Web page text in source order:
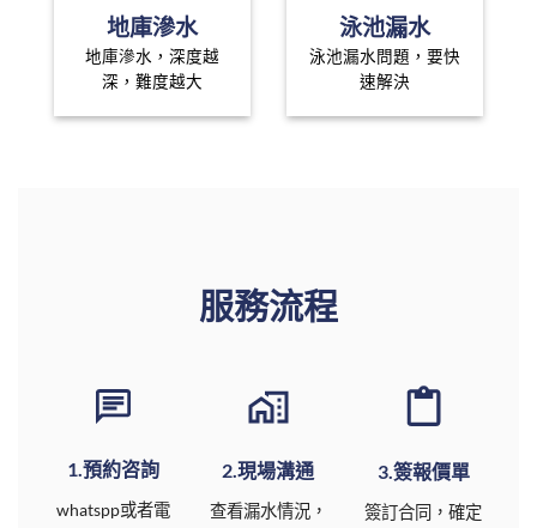
地庫滲水
地庫滲水，深度越
深，難度越大
泳池漏水
泳池漏水問題，要快
速解決
服務流程
1.預約咨詢
whatspp或者電
2.現場溝通
查看漏水情況，
3.簽報價單
簽訂合同，確定